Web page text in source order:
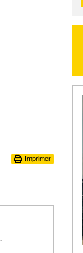
Imprimer